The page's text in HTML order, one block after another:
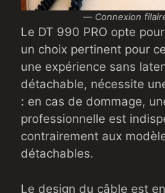
— Connexion
Le DT 990 PRO opte
un choix pertinent pour
une expérience sans
détachable, nécessite
: en cas de dommage,
professionnelle est
contrairement aux
détachables.
Le design du câble est